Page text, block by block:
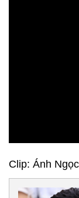
Clip: Ánh Ngọc